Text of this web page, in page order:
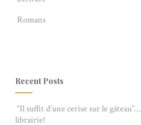
Romans
Recent Posts
“Il suffit d’une cerise sur le
librairie!